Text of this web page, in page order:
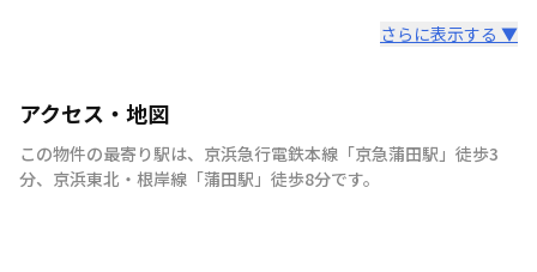
さらに表示する ▼
アクセス・地図
この物件の最寄り駅は、 京浜急行電鉄本線 「京急蒲田駅 」 徒歩3
分、 京浜東北・根岸線 「蒲田駅 」 徒歩8分です。